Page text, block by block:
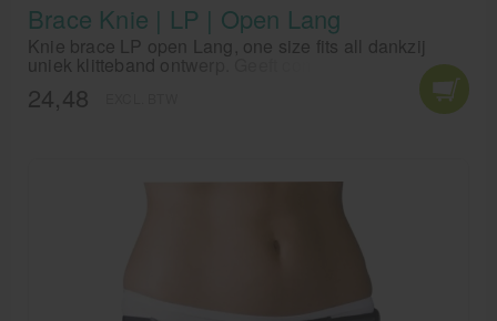
Brace Knie | LP | Open Lang
Knie brace LP open Lang, one size fits all dankzij
uniek klitteband ontwerp. Geeft comfortabele druk bij
zwakke of overbelaste knieën. Houdt de spieren warm
en verbetert de bloedcirculatie.
24,48